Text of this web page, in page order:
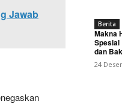
Jawab
Berita
Makna
Spesial
dan
24